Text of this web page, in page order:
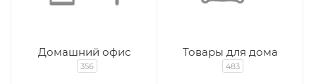
Домашний офис
356
Товары для дома
483